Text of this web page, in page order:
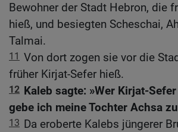
Bewohner der Stadt Hebron, die
hieß, und besiegten Scheschai,
Talmai.
11 Von dort zogen sie vor die
früher Kirjat-Sefer hieß.
12 Kaleb sagte: »Wer Kirjat-
gebe ich meine Tochter Achsa
13 Da eroberte Kalebs jüngerer